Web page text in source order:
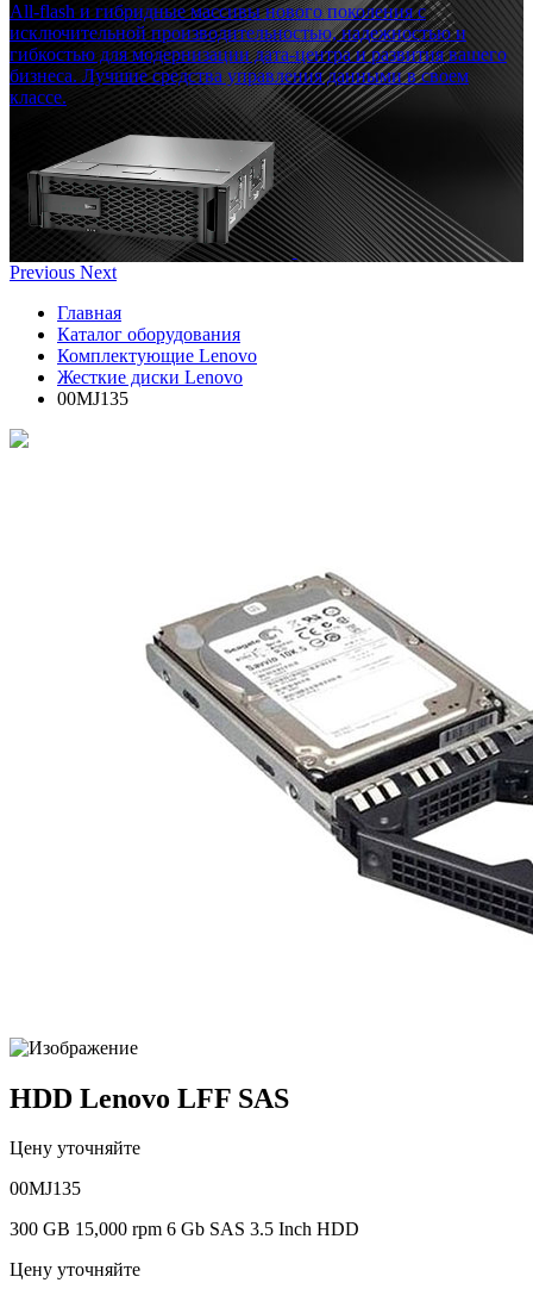
All-flash и гибридные массивы нового поколения с
исключительной производительностью, надежностью и
гибкостью для модернизации дата-центра и развития вашего
бизнеса. Лучшие средства управления данными в своем
классе.
Previous Next
Главная
Каталог оборудования
Комплектующие Lenovo
Жесткие диски Lenovo
00MJ135
HDD Lenovo LFF SAS
Цену уточняйте
00MJ135
300 GB 15,000 rpm 6 Gb SAS 3.5 Inch HDD
Цену уточняйте